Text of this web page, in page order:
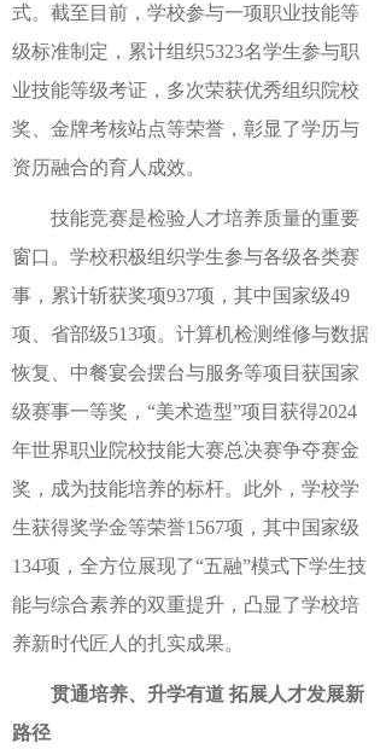
式。截至目前，学校参与一项职业技能等
级标准制定，累计组织5323名学生参与职
业技能等级考证，多次荣获优秀组织院校
奖
金牌考核站点等荣誉，彰显了学历与
资历融合的育人成效。
技能竞赛是检验人才培养质量的重要
窗口。学校积极组织学生参与各级各类赛
事，累计斩获奖项937项，其中国家级49
项、省部级513项。 计算机检测维修与数据
恢复、中餐宴会摆台与服务等项目 获国家
级赛事一等奖， “美术造型”项目获得2024
年世界职业院校技能大赛总决赛争夺赛金
奖， 成为技能培养的标杆。此外， 学校学
生获得奖学金等荣誉1567项 ，其中国家级
134项，全方位展现了“五融”模式下学生技
能与综合素养的双重提升，凸显了学校培
养新时代匠人 的扎实成果。
贯通培养、升学有道 拓展人才发展新
路径